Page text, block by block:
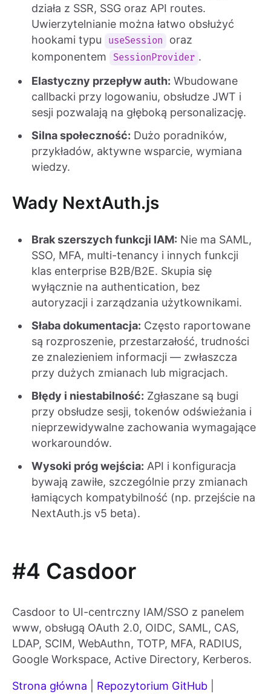
działa z SSR, SSG oraz API routes.
Uwierzytelnianie można łatwo obsłużyć
hookami typu
useSession
oraz
komponentem
SessionProvider .
Elastyczny przepływ auth: Wbudowane
callbacki przy logowaniu, obsłudze JWT i
sesji pozwalają na głęboką personalizację.
Silna społeczność: Dużo poradników,
przykładów, aktywne wsparcie, wymiana
wiedzy.
Wady NextAuth.js
Brak szerszych funkcji IAM: Nie ma SAML,
SSO, MFA, multi-tenancy i innych funkcji
klas enterprise B2B/B2E. Skupia się
wyłącznie na authentication, bez
autoryzacji i zarządzania użytkownikami.
Słaba dokumentacja: Często raportowane
są rozproszenie, przestarzałość, trudności
ze znalezieniem informacji — zwłaszcza
przy dużych zmianach lub migracjach.
Błędy i niestabilność: Zgłaszane są bugi
przy obsłudze sesji, tokenów odświeżania i
nieprzewidywalne zachowania wymagające
workaroundów.
Wysoki próg wejścia: API i konfiguracja
bywają zawiłe, szczególnie przy zmianach
łamiących kompatybilność (np. przejście na
NextAuth.js v5 beta).
#4 Casdoor
Casdoor to UI-centrczny IAM/SSO z panelem
www, obsługą OAuth 2.0, OIDC, SAML, CAS,
LDAP, SCIM, WebAuthn, TOTP, MFA, RADIUS,
Google Workspace, Active Directory, Kerberos.
Strona główna Repozytorium GitHub